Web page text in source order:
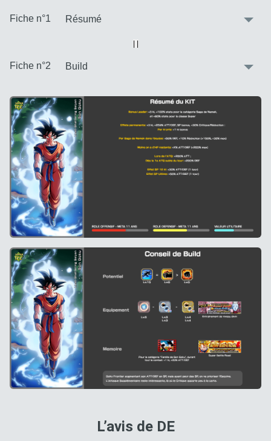
Fiche n°1
Vue alternative
Fiche n°2
L’avis de DE